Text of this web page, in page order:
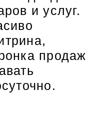
и услуг.
продаж